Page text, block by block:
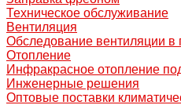
Техническое обслуживание
Вентиляция
Обследование вентиляции в
Отопление
Инфракрасное отопление
Инженерные решения
Оптовые поставки